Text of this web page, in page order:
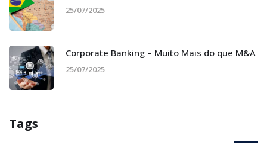
25/07/2025
Corporate Banking – Muito Mais do que M&A
25/07/2025
Tags